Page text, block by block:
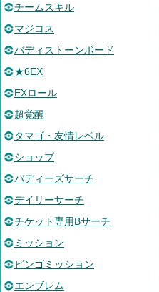
チームスキル
マジコス
バディストーンボード
★6EX
EXロール
超覚醒
タマゴ・友情レベル
ショップ
バディーズサーチ
デイリーサーチ
チケット専用Bサーチ
ミッション
ビンゴミッション
エンブレム